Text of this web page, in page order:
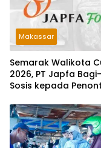
Makassar
Semarak Walikota
2026, PT Japfa
Sosis kepada